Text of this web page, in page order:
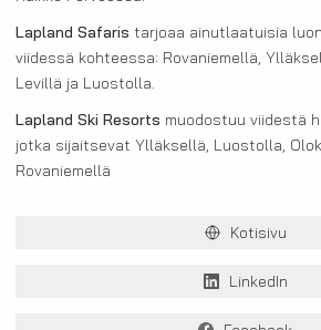
Lapland Safaris tarjoaa ainutlaatuisia
viidessä kohteessa: Rovaniemellä,
Levillä ja Luostolla.
Lapland Ski Resorts muodostuu viidestä
jotka sijaitsevat Ylläksellä, Luostolla,
Rovaniemellä
Kotisivu
LinkedIn